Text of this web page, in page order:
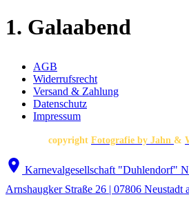
1. Galaabend
AGB
Widerrufsrecht
Versand & Zahlung
Datenschutz
Impressum
copyright Fotografie by Jahn &
Karnevalgesellschaft "Duhlendorf"
Arnshaugker Straße 26 | 07806 Neustadt